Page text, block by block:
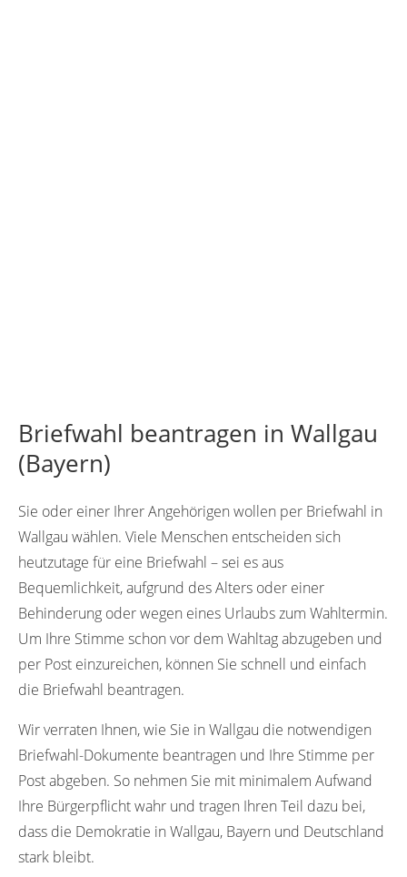
Briefwahl beantragen in Wallgau
(Bayern)
Sie oder einer Ihrer Angehörigen wollen per Briefwahl in
Wallgau wählen. Viele Menschen entscheiden sich
heutzutage für eine Briefwahl – sei es aus
Bequemlichkeit, aufgrund des Alters oder einer
Behinderung oder wegen eines Urlaubs zum Wahltermin.
Um Ihre Stimme schon vor dem Wahltag abzugeben und
per Post einzureichen, können Sie schnell und einfach
die Briefwahl beantragen.
Wir verraten Ihnen, wie Sie in Wallgau die notwendigen
Briefwahl-Dokumente beantragen und Ihre Stimme per
Post abgeben. So nehmen Sie mit minimalem Aufwand
Ihre Bürgerpflicht wahr und tragen Ihren Teil dazu bei,
dass die Demokratie in Wallgau, Bayern und Deutschland
stark bleibt.